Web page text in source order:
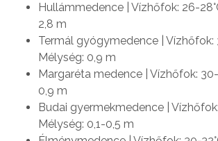
Hullámmedence | Vízhőfok: 26-
2,8 m
Termál gyógymedence | Vízhőfok:
Mélység: 0,9 m
Margaréta medence | Vízhőfok:
0,9 m
Budai gyermekmedence | Vízhőfok:
Mélység: 0,1-0,5 m